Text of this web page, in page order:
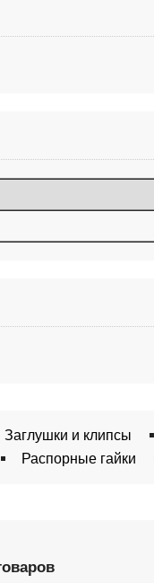
Заглушки и клипсы
Распорные гайки